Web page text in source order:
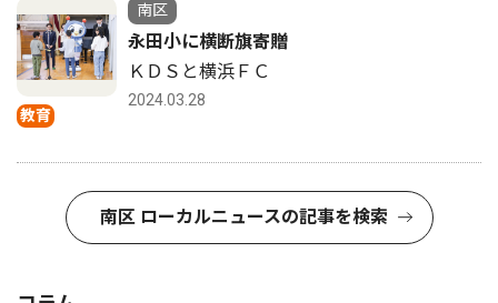
教育
南区
永田小に横断旗寄贈
ＫＤＳと横浜ＦＣ
2024.03.28
南区 ローカルニュースの記事を検索